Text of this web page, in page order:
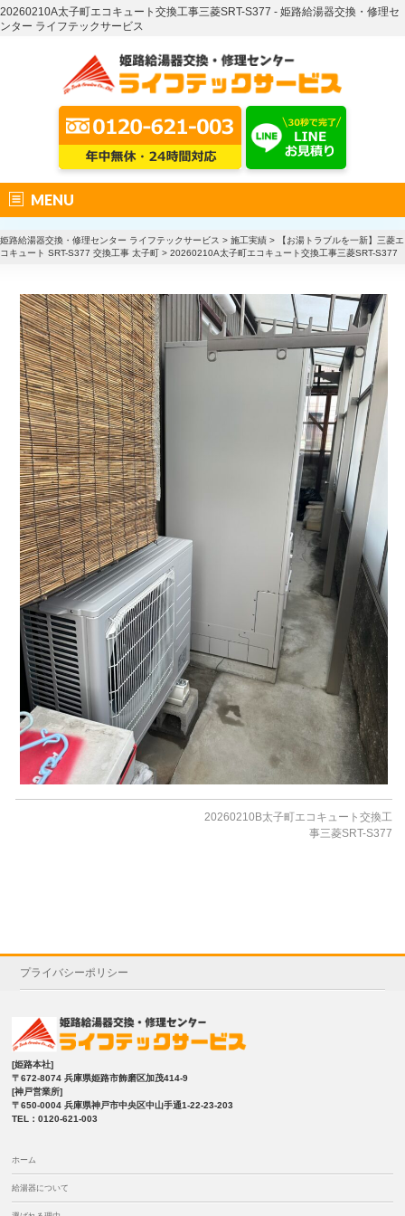
20260210A太子町エコキュート交換工事三菱SRT-S377 - 姫路給湯器交換・修理セ
ンター ライフテックサービス
MENU
姫路給湯器交換・修理センター ライフテックサービス > 施工実績 >
【お湯トラブルを一新】三菱エ
コキュート SRT-S377 交換工事 太子町 > 20260210A太子町エコキュート交換工事三菱SRT-S377
20260210B太子町エコキュート交換工
事三菱SRT-S377
プライバシーポリシー
[姫路本社]
〒672-8074 兵庫県姫路市飾磨区加茂414-9
[神戸営業所]
〒650-0004 兵庫県神戸市中央区中山手通1-22-23-203
TEL：0120-621-003
ホーム
給湯器について